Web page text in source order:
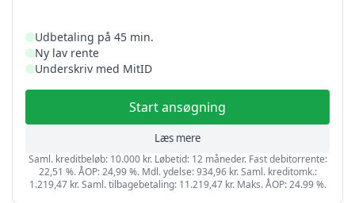
Udbetaling på 45 min.
Ny lav rente
Underskriv med MitID
Start ansøgning
Læs mere
Saml. kreditbeløb: 10.000 kr. Løbetid: 12 måneder. Fast debitorrente:
22,51 %. ÅOP: 24,99 %. Mdl. ydelse: 934,96 kr. Saml. kreditomk.:
1.219,47 kr. Saml. tilbagebetaling: 11.219,47 kr. Maks. ÅOP: 24.99 %.